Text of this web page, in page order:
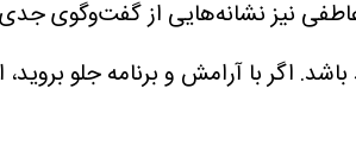
نیز نشانه‌هایی از گفت‌وگوی
اگر با آرامش و برنامه جلو